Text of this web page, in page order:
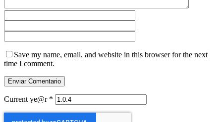
Save my name, email, and website in this browser for the next
time I comment.
Current ye@r *